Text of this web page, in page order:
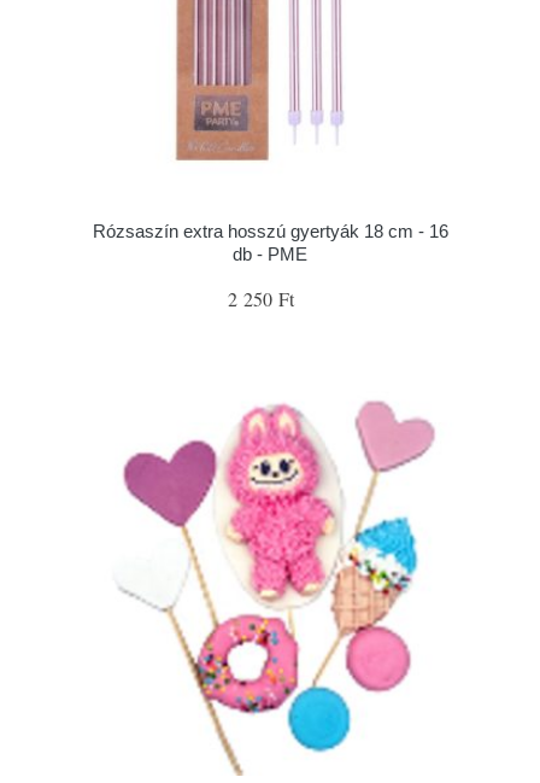
Rózsaszín extra hosszú gyertyák 18 cm - 16
db - PME
2 250 Ft